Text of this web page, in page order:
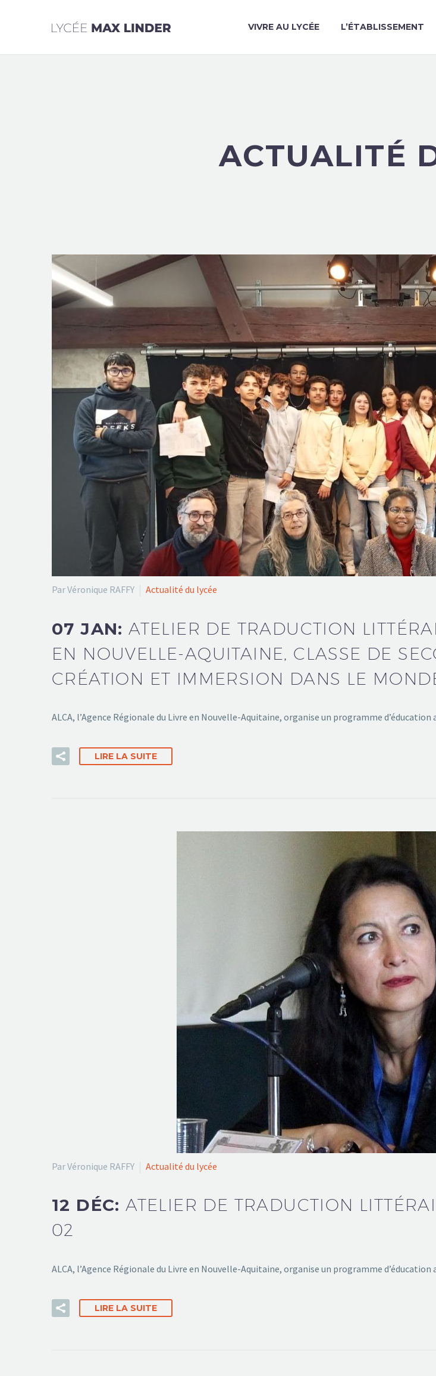
VIVRE AU LYCÉE L’ÉTABLISSEMENT
ACTUALITÉ
Par Véronique RAFFY Actualité du lycée
07 JAN:ATELIER DE TRADUCTION
EN NOUVELLE-AQUITAINE, CLASSE DE
CRÉATION ET IMMERSION DANS LE
ALCA, l’Agence Régionale du Livre en Nouvelle-Aquitaine, organise un programme
LIRE LA SUITE
Par Véronique RAFFY Actualité du lycée
12 DÉC:ATELIER DE TRADUCTION
02
ALCA, l’Agence Régionale du Livre en Nouvelle-Aquitaine, organise un programme
LIRE LA SUITE